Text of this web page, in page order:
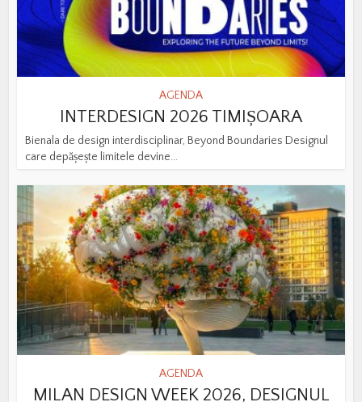
AGENDA
INTERDESIGN 2026 TIMIȘOARA
Bienala de design interdisciplinar, Beyond Boundaries Designul
care depășește limitele devine...
AGENDA
MILAN DESIGN WEEK 2026, DESIGNUL